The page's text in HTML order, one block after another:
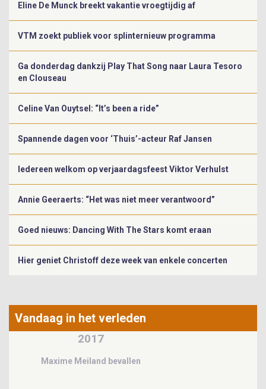
Eline De Munck breekt vakantie vroegtijdig af
VTM zoekt publiek voor splinternieuw programma
Ga donderdag dankzij Play That Song naar Laura Tesoro
en Clouseau
Celine Van Ouytsel: “It’s been a ride”
Spannende dagen voor ‘Thuis’-acteur Raf Jansen
Iedereen welkom op verjaardagsfeest Viktor Verhulst
Annie Geeraerts: “Het was niet meer verantwoord”
Goed nieuws: Dancing With The Stars komt eraan
Hier geniet Christoff deze week van enkele concerten
Vandaag in het verleden
1984
Esther Phillips overleden